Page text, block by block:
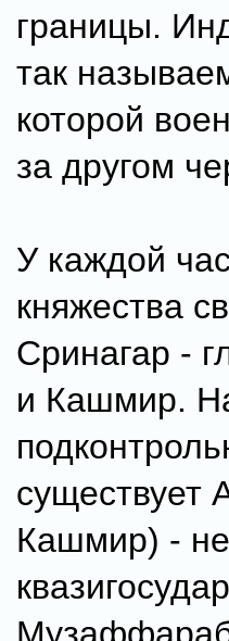
границы.
так
которой
за другом
У каждой
княжества
Сринагар -
и Кашмир.
Кашмир) -